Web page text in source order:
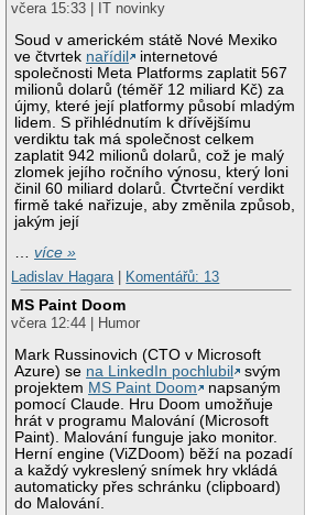
včera 15:33 | IT novinky
Soud v americkém státě Nové Mexiko
ve čtvrtek nařídil
internetové
společnosti Meta Platforms zaplatit 567
milionů dolarů (téměř 12 miliard Kč) za
újmy, které její platformy působí mladým
lidem. S přihlédnutím k dřívějšímu
verdiktu tak má společnost celkem
zaplatit 942 milionů dolarů, což je malý
zlomek jejího ročního výnosu, který loni
činil 60 miliard dolarů. Čtvrteční verdikt
firmě také nařizuje, aby změnila způsob,
jakým její
…více »
Ladislav Hagara
Komentářů: 13
MS Paint Doom
včera 12:44 | Humor
Mark Russinovich (CTO v Microsoft
Azure) se na LinkedIn pochlubil
svým
projektem MS Paint Doom
napsaným
pomocí Claude. Hru Doom umožňuje
hrát v programu Malování (Microsoft
Paint). Malování funguje jako monitor.
Herní engine (ViZDoom) běží na pozadí
a každý vykreslený snímek hry vkládá
automaticky přes schránku (clipboard)
do Malování.